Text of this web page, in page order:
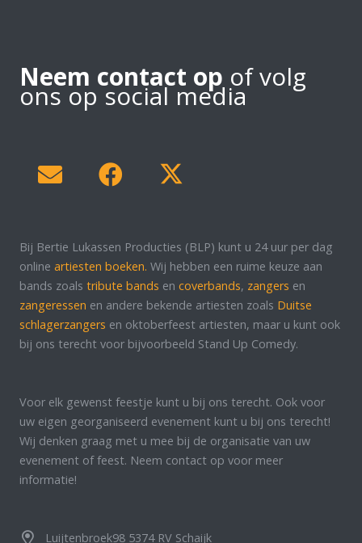
Neem contact op of volg
ons op social media
Bij Bertie Lukassen Producties (BLP) kunt u 24 uur per dag
online artiesten boeken. Wij hebben een ruime keuze aan
bands zoals tribute bands en coverbands, zangers en
zangeressen en andere bekende artiesten zoals Duitse
schlagerzangers en oktoberfeest artiesten, maar u kunt ook
bij ons terecht voor bijvoorbeeld Stand Up Comedy.
Voor elk gewenst feestje kunt u bij ons terecht. Ook voor
uw eigen georganiseerd evenement kunt u bij ons terecht!
Wij denken graag met u mee bij de organisatie van uw
evenement of feest. Neem contact op voor meer
informatie!
Luijtenbroek98 5374 RV Schaijk